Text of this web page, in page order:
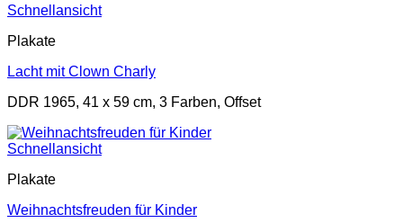
Schnellansicht
Plakate
Lacht mit Clown Charly
DDR 1965, 41 x 59 cm, 3 Farben, Offset
Schnellansicht
Plakate
Weihnachtsfreuden für Kinder